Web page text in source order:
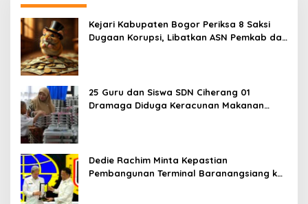
Kejari Kabupaten Bogor Periksa 8 Saksi
Dugaan Korupsi, Libatkan ASN Pemkab dan
25 Guru dan Siswa SDN Ciherang 01
Dramaga Diduga Keracunan Makanan
Dedie Rachim Minta Kepastian
Pembangunan Terminal Baranangsiang ke